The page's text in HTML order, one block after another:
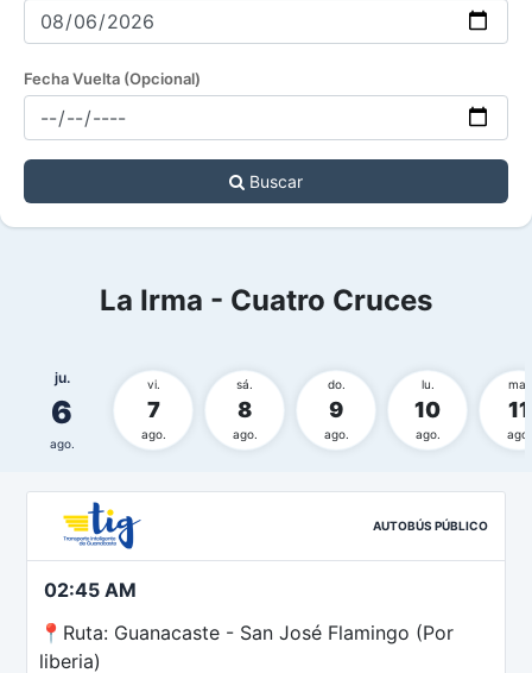
Fecha Vuelta (Opcional)
Buscar
La Irma - Cuatro Cruces
ju.
6
ago.
vi.
7
ago.
sá.
8
ago.
do.
9
ago.
lu.
10
ago.
ma.
11
ago.
AUTOBÚS PÚBLICO
02:45 AM
📍Ruta: Guanacaste - San José Flamingo (Por
liberia)